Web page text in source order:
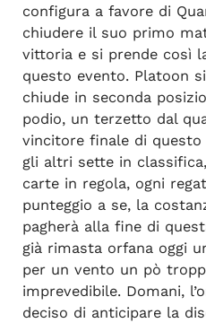
configura a favore di
chiudere il suo primo
vittoria e si prende così
questo evento. Platoon
chiude in seconda
podio, un terzetto dal
vincitore finale di
gli altri sette in
carte in regola, ogni
punteggio a se, la
pagherà alla fine di
già rimasta orfana oggi
per un vento un pò
imprevedibile. Domani,
deciso di anticipare la